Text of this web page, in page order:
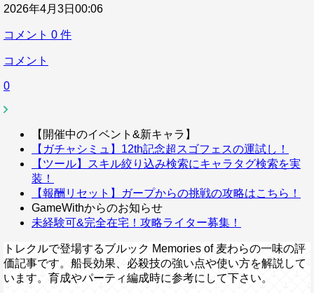
2026年4月3日00:06
コメント 0 件
コメント
0
【開催中のイベント&新キャラ】
【ガチャシミュ】12th記念超スゴフェスの運試し！
【ツール】スキル絞り込み検索にキャラタグ検索を実
装！
【報酬リセット】ガープからの挑戦の攻略はこちら！
GameWithからのお知らせ
未経験可&完全在宅！攻略ライター募集！
トレクルで登場するブルック Memories of 麦わらの一味の評
価記事です。船長効果、必殺技の強い点や使い方を解説して
います。育成やパーティ編成時に参考にして下さい。